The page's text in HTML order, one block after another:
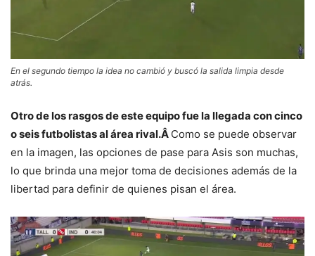
En el segundo tiempo la idea no cambió y buscó la salida limpia desde
atrás.
Otro de los rasgos de este equipo fue la llegada con cinco
o seis futbolistas al área rival.Â Como se puede observar
en la imagen, las opciones de pase para Asis son muchas,
lo que brinda una mejor toma de decisiones además de la
libertad para definir de quienes pisan el área.